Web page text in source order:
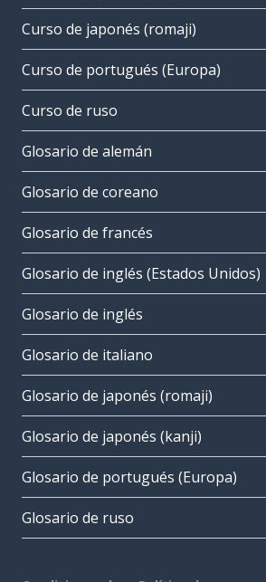
Curso de japonés (romaji)
Curso de portugués (Europa)
Curso de ruso
Glosario de alemán
Glosario de coreano
Glosario de francés
Glosario de inglés (Estados Unidos)
Glosario de inglés
Glosario de italiano
Glosario de japonés (romaji)
Glosario de japonés (kanji)
Glosario de portugués (Europa)
Glosario de ruso